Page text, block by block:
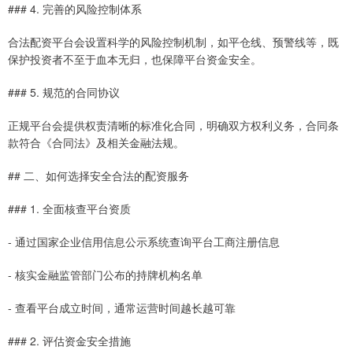
### 4. 完善的风险控制体系
合法配资平台会设置科学的风险控制机制，如平仓线、预警线等，既
保护投资者不至于血本无归，也保障平台资金安全。
### 5. 规范的合同协议
正规平台会提供权责清晰的标准化合同，明确双方权利义务，合同条
款符合《合同法》及相关金融法规。
## 二、如何选择安全合法的配资服务
### 1. 全面核查平台资质
- 通过国家企业信用信息公示系统查询平台工商注册信息
- 核实金融监管部门公布的持牌机构名单
- 查看平台成立时间，通常运营时间越长越可靠
### 2. 评估资金安全措施